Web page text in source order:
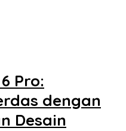
Pro:
dengan
Desain